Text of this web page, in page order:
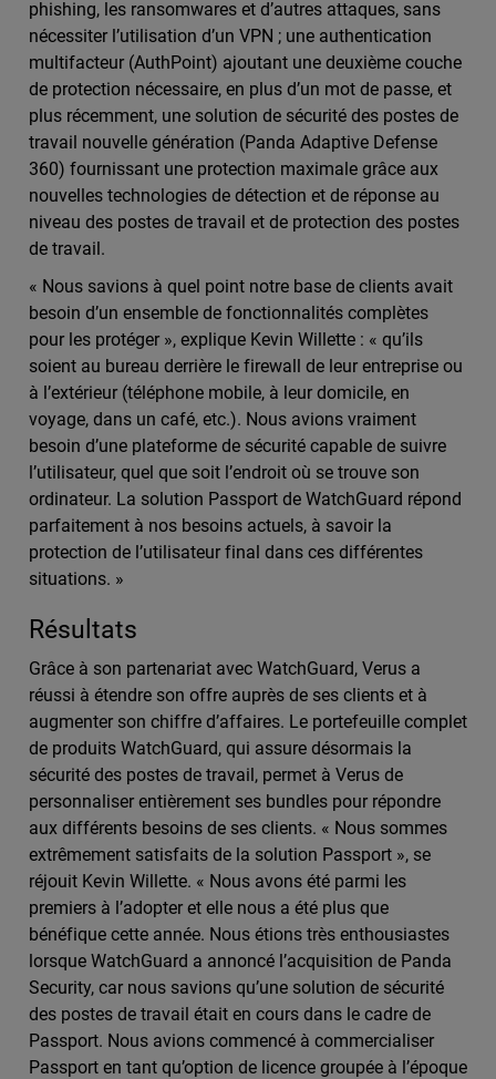
phishing, les ransomwares et d’autres attaques, sans
nécessiter l’utilisation d’un VPN ; une authentication
multifacteur (AuthPoint) ajoutant une deuxième couche
de protection nécessaire, en plus d’un mot de passe, et
plus récemment, une solution de sécurité des postes de
travail nouvelle génération (Panda Adaptive Defense
360) fournissant une protection maximale grâce aux
nouvelles technologies de détection et de réponse au
niveau des postes de travail et de protection des postes
de travail.
« Nous savions à quel point notre base de clients avait
besoin d’un ensemble de fonctionnalités complètes
pour les protéger », explique Kevin Willette : « qu’ils
soient au bureau derrière le firewall de leur entreprise ou
à l’extérieur (téléphone mobile, à leur domicile, en
voyage, dans un café, etc.). Nous avions vraiment
besoin d’une plateforme de sécurité capable de suivre
l’utilisateur, quel que soit l’endroit où se trouve son
ordinateur. La solution Passport de WatchGuard répond
parfaitement à nos besoins actuels, à savoir la
protection de l’utilisateur final dans ces différentes
situations. »
Résultats
Grâce à son partenariat avec WatchGuard, Verus a
réussi à étendre son offre auprès de ses clients et à
augmenter son chiffre d’affaires. Le portefeuille complet
de produits WatchGuard, qui assure désormais la
sécurité des postes de travail, permet à Verus de
personnaliser entièrement ses bundles pour répondre
aux différents besoins de ses clients. « Nous sommes
extrêmement satisfaits de la solution Passport », se
réjouit Kevin Willette. « Nous avons été parmi les
premiers à l’adopter et elle nous a été plus que
bénéfique cette année. Nous étions très enthousiastes
lorsque WatchGuard a annoncé l’acquisition de Panda
Security, car nous savions qu’une solution de sécurité
des postes de travail était en cours dans le cadre de
Passport. Nous avions commencé à commercialiser
Passport en tant qu’option de licence groupée à l’époque